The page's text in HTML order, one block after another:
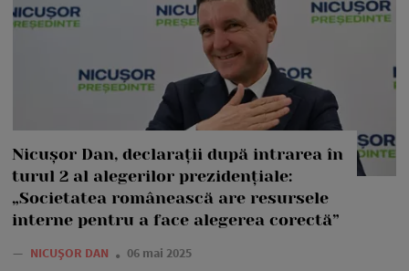
Nicușor Dan, declarații după intrarea în
turul 2 al alegerilor prezidențiale:
„Societatea românească are resursele
interne pentru a face alegerea corectă”
— NICUȘOR DAN 06 mai 2025